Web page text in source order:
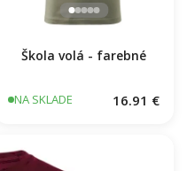
Škola volá - farebné
NA SKLADE 16.91 €